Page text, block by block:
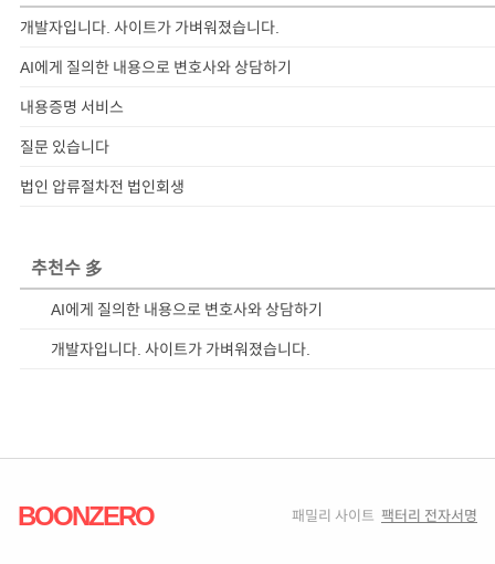
개발자입니다. 사이트가 가벼워졌습니다.
AI에게 질의한 내용으로 변호사와 상담하기
내용증명 서비스
질문 있습니다
법인 압류절차전 법인회생
추천수 多
AI에게 질의한 내용으로 변호사와 상담하기
개발자입니다. 사이트가 가벼워졌습니다.
BOONZERO 패밀리 사이트 팩터리 전자서명